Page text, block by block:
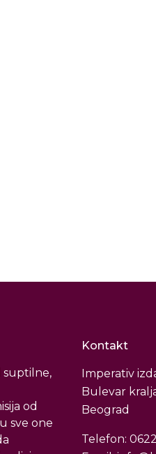
suptilne,
od
sve one
Kontakt
Imperativ
Bulevar
Beograd
Telefon: